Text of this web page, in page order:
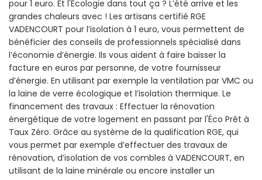
pour 1 euro. Et l'Écologie dans tout ça ? L’été arrive et les
grandes chaleurs avec ! Les artisans certifié RGE
VADENCOURT pour l’isolation à 1 euro, vous permettent de
bénéficier des conseils de professionnels spécialisé dans
l’économie d’énergie. Ils vous aident à faire baisser la
facture en euros par personne, de votre fournisseur
d’énergie. En utilisant par exemple la ventilation par VMC ou
la laine de verre écologique et l’isolation thermique. Le
financement des travaux : Effectuer la rénovation
énergétique de votre logement en passant par l'Éco Prêt à
Taux Zéro. Grâce au système de la qualification RGE, qui
vous permet par exemple d’effectuer des travaux de
rénovation, d’isolation de vos combles à VADENCOURT, en
utilisant de la laine minérale ou encore installer un